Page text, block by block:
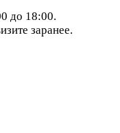
до 18:00.
заранее.